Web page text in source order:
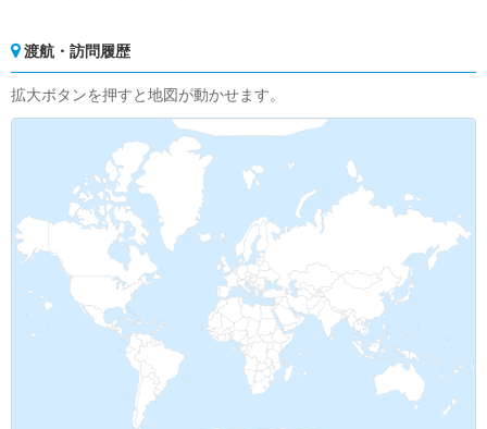
渡航・訪問履歴
拡大ボタンを押すと地図が動かせます。